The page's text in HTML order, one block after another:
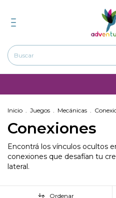
💳
Inicio . Juegos . Mecánicas .
Conexiones
Encontrá los vínculos ocultos
conexiones que desafían tu
lateral.
Ordenar